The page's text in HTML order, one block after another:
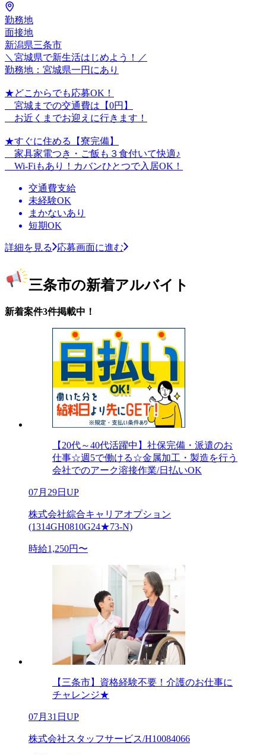
勤務地
面接地
新潟県三条市
＼宮城県で新生活はじめよう！／
勤務地：宮城県一円にあり
★どこからでも応募OK！
宮城までの交通費は【0円】
お近くまでお迎えに行きます！
★すぐに住める【寮完備】
家具家電つき・ご飯も３食付いて快適♪
Wi-Fiもあり！カバンひとつで入居OK！
交通費支給
未経験OK
まかないあり
短期OK
詳細を見る 応募画面に進む
三条市の新着アルバイト
新着案件3件掲載中！
【20代～40代活躍中】社保完備・派遣のお
仕事☆週5で働ける☆金属加工・製造を行う
会社でのアーク溶接作業/日払いOK
07月29日UP
株式会社綜合キャリアオプション
(1314GH0810G24★73-N)
時給1,250円〜
【三条市】資格経験不要！介護のお仕事に
チャレンジ★
07月31日UP
株式会社スタッフサービス/H10084066